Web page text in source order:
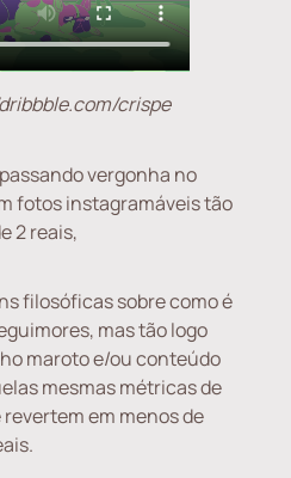
crispe
vergonha no
fotos instagramáveis tão
2 reais,
filosóficas sobre como é
mas tão logo
maroto e/ou conteúdo
mesmas métricas de
em menos de